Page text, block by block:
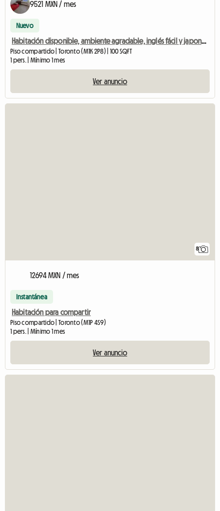
9521 MXN / mes
Nuevo
Habitación disponible, ambiente agradable, inglés fácil y japonés correcto
Piso compartido | Toronto (M1K 2P8) | 100 SQFT
1 pers. | Mínimo 1 mes
Ver anuncio
8
12694 MXN / mes
Instantánea
Habitación para compartir
Piso compartido | Toronto (M1P 4S9)
1 pers. | Mínimo 1 mes
Ver anuncio